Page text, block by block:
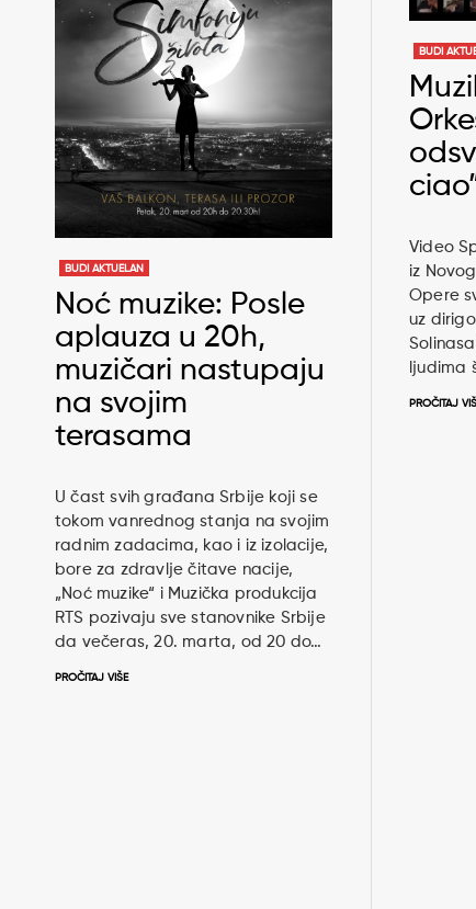
BUDI
Video
iz
Opere
uz
ljudima
PROČITAJ
BUDI AKTUELAN
Noć muzike: Posle
aplauza u 20h,
muzičari nastupaju
na svojim
terasama
U čast svih građana Srbije koji se
tokom vanrednog stanja na svojim
radnim zadacima, kao i iz izolacije,
bore za zdravlje čitave nacije,
„Noć muzike“ i Muzička produkcija
RTS pozivaju sve stanovnike Srbije
da večeras, 20. marta, od 20 do…
PROČITAJ VIŠE